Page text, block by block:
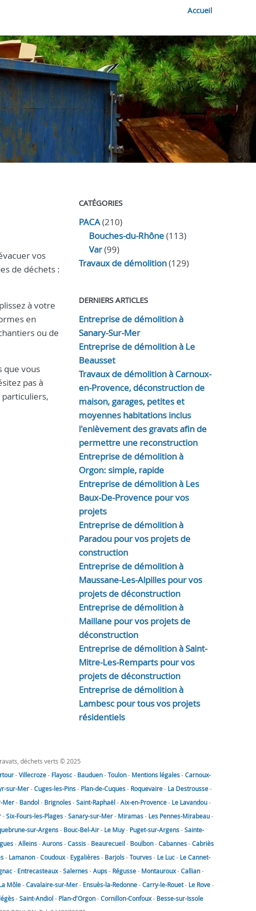
Accueil
vos
de déchets :
à votre
en
ou de
que vous
pas à
CATÉGORIES
PACA(210)
Bouches-du-Rhône(113)
Var(99)
Travaux de démolition(129)
DERNIERS ARTICLES
Entreprise de démolition à
Sanary-Sur-Mer
Entreprise de démolition à Le
Beausset
Travaux de démolition à Carnoux-
en-Provence, déconstruction de
maison, garages, petites et
moyennes habitations inclus
l'enlèvement des gravats afin de
permettre une reconstruction
Entreprise de démolition à
Orgon: simple, rapide
Entreprise de démolition à Les
Baux-De-Provence pour vos
projets
Entreprise de démolition à
Paradou pour vos projets de
construction
Entreprise de démolition à
Maussane-Les-Alpilles pour vos
projets de déconstruction
Entreprise de démolition à
Maillane pour vos projets de
déconstruction
Entreprise de démolition à Saint-
Mitre-Les-Remparts pour vos
projets de déconstruction
Entreprise de démolition à
Lambesc pour tous vos projets
résidentiels
déchets verts © 2025
-Villecroze- Flayosc- Bauduen-Toulon- Mentions légales-Carnoux-
sur-Mer-Cuges-les-Pins- Plan-de-Cuques- Roquevaire- La Destrousse-
Mer- Bandol- Brignoles-Saint-Raphaël-Aix-en-Provence- Le Lavandou-
-Six-Fours-les-Plages-Sanary-sur-Mer- Miramas- Les Pennes-Mirabeau-
sur-Argens- Bouc-Bel-Air- Le Muy- Puget-sur-Argens-Sainte-
-Alleins-Aurons-Cassis- Beaurecueil- Boulbon-Cabannes-Cabriès
- Lamanon-Coudoux- Eygalières- Barjols-Tourves- Le Luc- Le Cannet-
- Entrecasteaux-Salernes-Aups- Régusse- Montauroux-Callian-
Môle-Cavalaire-sur-Mer- Ensuès-la-Redonne-Carry-le-Rouet- Le Rove-
-Saint-Andiol- Plan-d'Orgon-Cornillon-Confoux- Besse-sur-Issole